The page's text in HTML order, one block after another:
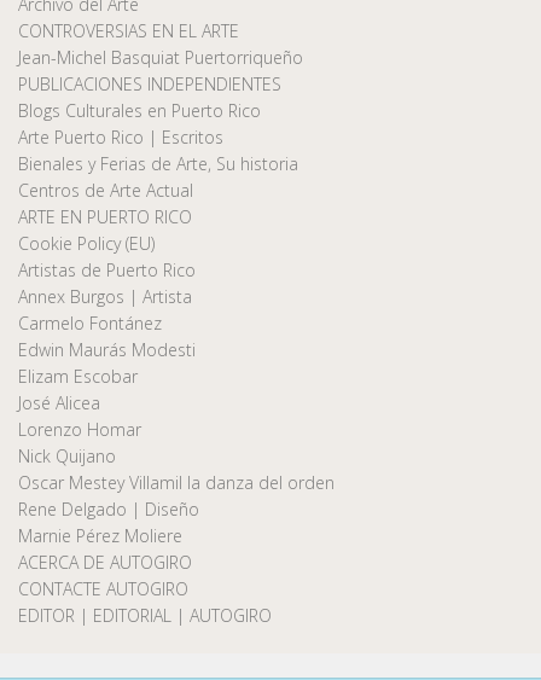
CONTROVERSIAS EN EL ARTE
Jean-Michel Basquiat Puertorriqueño
PUBLICACIONES INDEPENDIENTES
Blogs Culturales en Puerto Rico
Arte Puerto Rico | Escritos
Bienales y Ferias de Arte, Su historia
Centros de Arte Actual
ARTE EN PUERTO RICO
Cookie Policy (EU)
Artistas de Puerto Rico
Annex Burgos | Artista
Carmelo Fontánez
Edwin Maurás Modesti
Elizam Escobar
José Alicea
Lorenzo Homar
Nick Quijano
Oscar Mestey Villamil la danza del orden
Rene Delgado | Diseño
Marnie Pérez Moliere
ACERCA DE AUTOGIRO
CONTACTE AUTOGIRO
EDITOR | EDITORIAL | AUTOGIRO